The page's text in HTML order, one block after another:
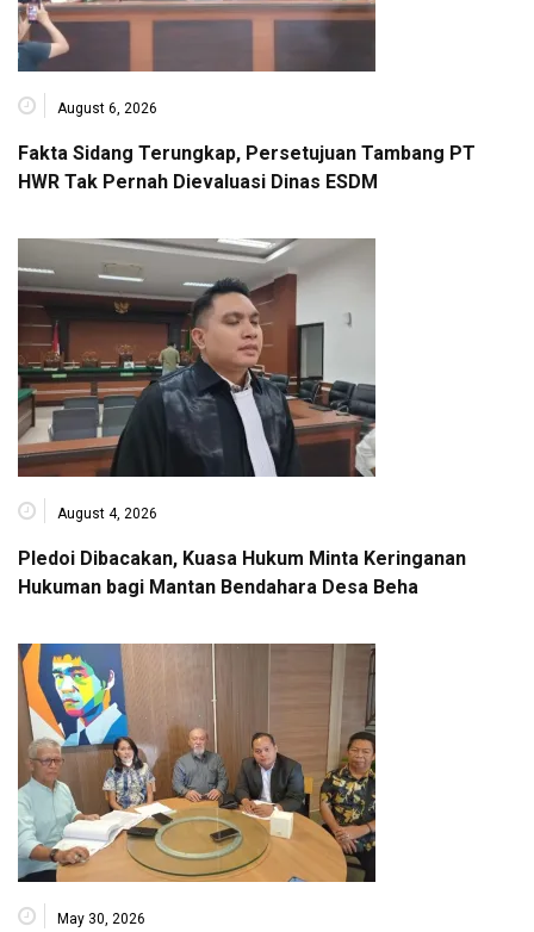
August 6, 2026
Fakta Sidang Terungkap, Persetujuan Tambang PT
HWR Tak Pernah Dievaluasi Dinas ESDM
August 4, 2026
Pledoi Dibacakan, Kuasa Hukum Minta Keringanan
Hukuman bagi Mantan Bendahara Desa Beha
May 30, 2026